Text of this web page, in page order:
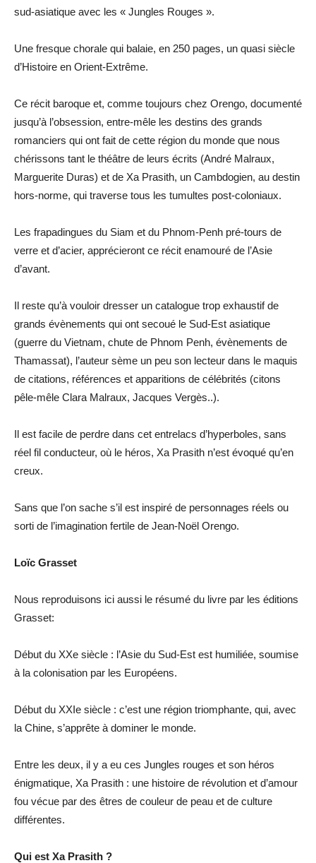
sud-asiatique avec les « Jungles Rouges ».
Une fresque chorale qui balaie, en 250 pages, un quasi siècle
d’Histoire en Orient-Extrême.
Ce récit baroque et, comme toujours chez Orengo, documenté
jusqu’à l’obsession, entre-mêle les destins des grands
romanciers qui ont fait de cette région du monde que nous
chérissons tant le théâtre de leurs écrits (André Malraux,
Marguerite Duras) et de Xa Prasith, un Cambdogien, au destin
hors-norme, qui traverse tous les tumultes post-coloniaux.
Les frapadingues du Siam et du Phnom-Penh pré-tours de
verre et d’acier, apprécieront ce récit enamouré de l’Asie
d’avant.
Il reste qu’à vouloir dresser un catalogue trop exhaustif de
grands évènements qui ont secoué le Sud-Est asiatique
(guerre du Vietnam, chute de Phnom Penh, évènements de
Thamassat), l’auteur sème un peu son lecteur dans le maquis
de citations, références et apparitions de célébrités (citons
pêle-mêle Clara Malraux, Jacques Vergès..).
Il est facile de perdre dans cet entrelacs d’hyperboles, sans
réel fil conducteur, où le héros, Xa Prasith n’est évoqué qu’en
creux.
Sans que l’on sache s’il est inspiré de personnages réels ou
sorti de l’imagination fertile de Jean-Noël Orengo.
Loïc Grasset
Nous reproduisons ici aussi le résumé du livre par les éditions
Grasset:
Début du XXe siècle : l’Asie du Sud-Est est humiliée, soumise
à la colonisation par les Européens.
Début du XXIe siècle : c’est une région triomphante, qui, avec
la Chine, s’apprête à dominer le monde.
Entre les deux, il y a eu ces Jungles rouges et son héros
énigmatique, Xa Prasith : une histoire de révolution et d’amour
fou vécue par des êtres de couleur de peau et de culture
différentes.
Qui est Xa Prasith ?